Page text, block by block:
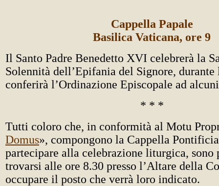
Cappella Papale
Basilica Vaticana, ore 9
Il Santo Padre Benedetto XVI celebrerà la
Solennità dell’Epifania del Signore, durante
conferirà l’Ordinazione Episcopale ad
* * *
Tutti coloro che, in conformità al Motu
Domus», compongono la Cappella
partecipare alla celebrazione liturgica, sono
trovarsi alle ore 8.30 presso l’Altare della
occupare il posto che verrà loro indicato.